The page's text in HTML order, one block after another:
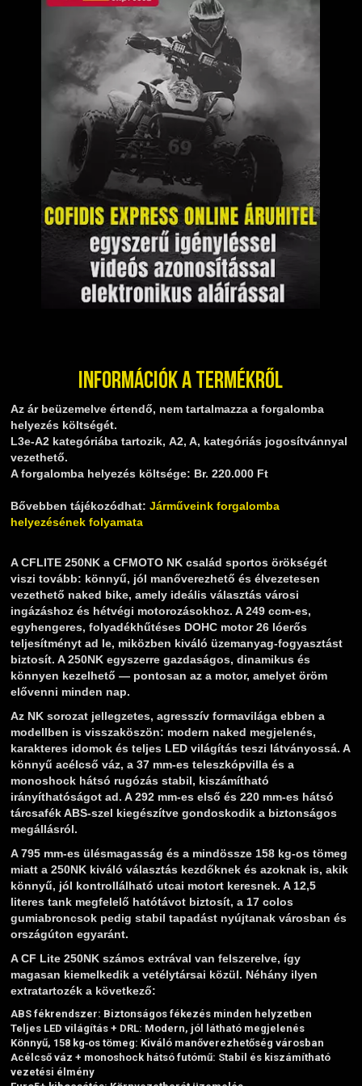
Információk a termékről
Az ár beüzemelve értendő, nem tartalmazza a forgalomba
helyezés költségét.
L3e-A2 kategóriába tartozik, A2, A, kategóriás jogosítvánnyal
vezethető.
A forgalomba helyezés költsége: Br. 220.000 Ft
Bővebben tájékozódhat: Járműveink forgalomba
helyezésének folyamata
A CFLITE 250NK a CFMOTO NK család sportos örökségét
viszi tovább: könnyű, jól manőverezhető és élvezetesen
vezethető naked bike, amely ideális választás városi
ingázáshoz és hétvégi motorozásokhoz. A 249 ccm‑es,
egyhengeres, folyadékhűtéses DOHC motor 26 lóerős
teljesítményt ad le, miközben kiváló üzemanyag‑fogyasztást
biztosít. A 250NK egyszerre gazdaságos, dinamikus és
könnyen kezelhető — pontosan az a motor, amelyet öröm
elővenni minden nap.
Az NK sorozat jellegzetes, agresszív formavilága ebben a
modellben is visszaköszön: modern naked megjelenés,
karakteres idomok és teljes LED világítás teszi látványossá. A
könnyű acélcső váz, a 37 mm‑es teleszkópvilla és a
monoshock hátsó rugózás stabil, kiszámítható
irányíthatóságot ad. A 292 mm‑es első és 220 mm‑es hátsó
tárcsafék ABS‑szel kiegészítve gondoskodik a biztonságos
megállásról.
A 795 mm‑es ülésmagasság és a mindössze 158 kg‑os tömeg
miatt a 250NK kiváló választás kezdőknek és azoknak is, akik
könnyű, jól kontrollálható utcai motort keresnek. A 12,5
literes tank megfelelő hatótávot biztosít, a 17 colos
gumiabroncsok pedig stabil tapadást nyújtanak városban és
országúton egyaránt.
A CF Lite 250NK számos extrával van felszerelve, így
magasan kiemelkedik a vetélytársai közül. Néhány ilyen
extratartozék a következő:
ABS fékrendszer: Biztonságos fékezés minden helyzetben
Teljes LED világítás + DRL: Modern, jól látható megjelenés
Könnyű, 158 kg‑os tömeg: Kiváló manőverezhetőség városban
Acélcső váz + monoshock hátsó futómű: Stabil és kiszámítható
vezetési élmény